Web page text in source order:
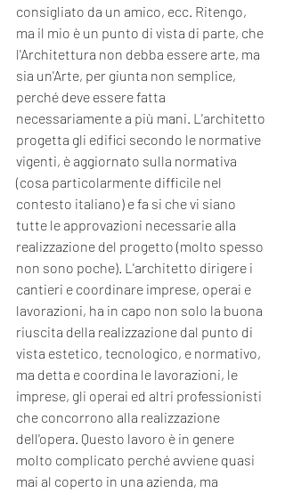
consigliato da un amico, ecc. Ritengo,
ma il mio è un punto di vista di parte, che
l'Architettura non debba essere arte, ma
sia un'Arte, per giunta non semplice,
perché deve essere fatta
necessariamente a più mani. L'architetto
progetta gli edifici secondo le normative
vigenti, è aggiornato sulla normativa
(cosa particolarmente difficile nel
contesto italiano) e fa si che vi siano
tutte le approvazioni necessarie alla
realizzazione del progetto (molto spesso
non sono poche). L'architetto dirigere i
cantieri e coordinare imprese, operai e
lavorazioni, ha in capo non solo la buona
riuscita della realizzazione dal punto di
vista estetico, tecnologico, e normativo,
ma detta e coordina le lavorazioni, le
imprese, gli operai ed altri professionisti
che concorrono alla realizzazione
dell'opera. Questo lavoro è in genere
molto complicato perché avviene quasi
mai al coperto in una azienda, ma